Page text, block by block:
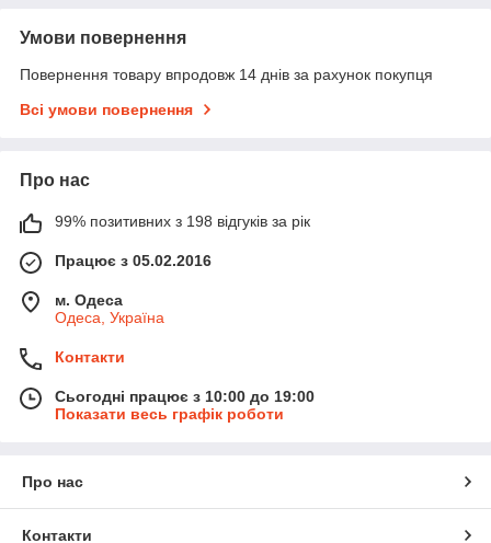
Умови повернення
Повернення товару впродовж 14 днів за рахунок покупця
Всі умови повернення
Про нас
99% позитивних з 198 відгуків за рік
Працює з 05.02.2016
м. Одеса
Одеса, Україна
Контакти
Сьогодні працює з 10:00 до 19:00
Показати весь графік роботи
Про нас
Контакти